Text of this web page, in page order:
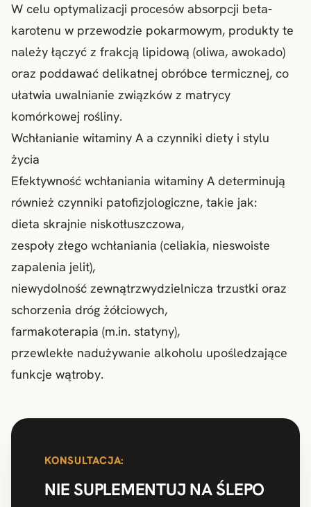
W celu optymalizacji procesów absorpcji beta-
karotenu w przewodzie pokarmowym, produkty te
należy łączyć z frakcją lipidową (oliwa, awokado)
oraz poddawać delikatnej obróbce termicznej, co
ułatwia uwalnianie związków z matrycy
komórkowej rośliny.
Wchłanianie witaminy A a czynniki diety i stylu
życia
Efektywność wchłaniania witaminy A determinują
również czynniki patofizjologiczne, takie jak:
dieta skrajnie niskotłuszczowa,
zespoły złego wchłaniania (celiakia, nieswoiste
zapalenia jelit),
niewydolność zewnątrzwydzielnicza trzustki oraz
schorzenia dróg żółciowych,
farmakoterapia (m.in. statyny),
przewlekłe nadużywanie alkoholu upośledzające
funkcje wątroby.
KONSULTACJA:
NIE SUPLEMENTUJ NA ŚLEPO